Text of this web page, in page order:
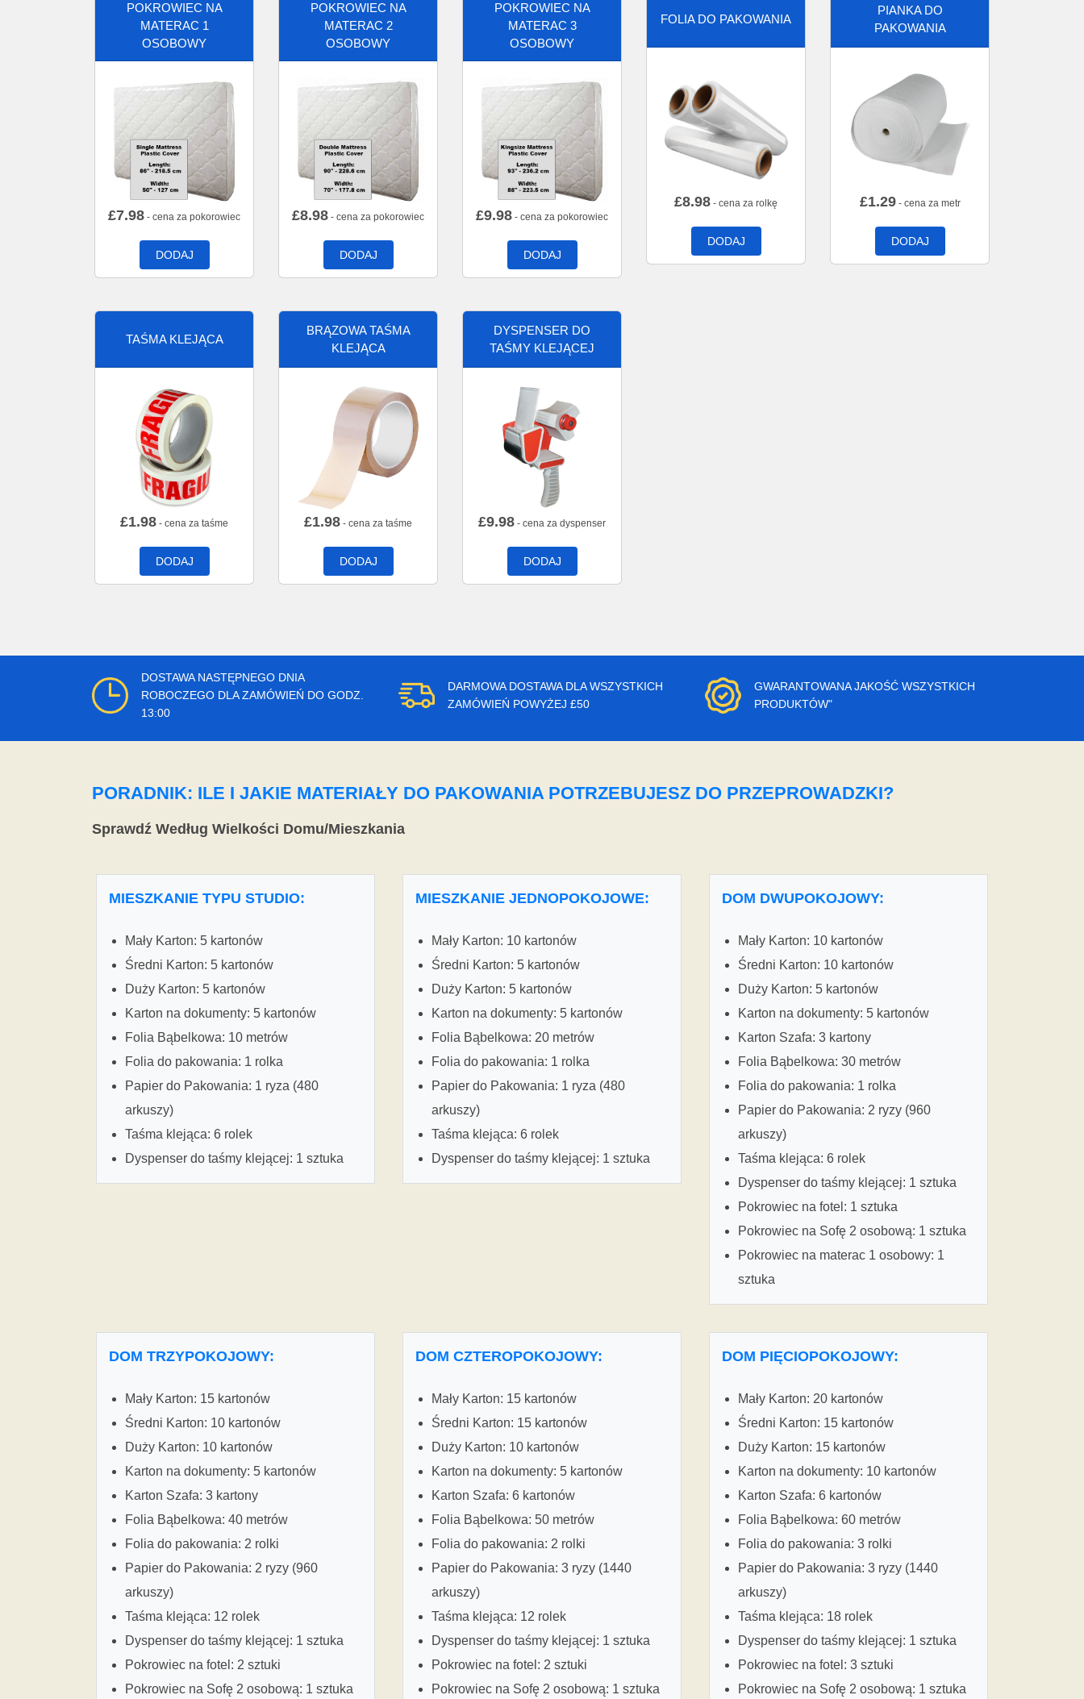
POKROWIEC NA
MATERAC 1
OSOBOWY
£7.98 - cena za pokorowiec
DODAJ
POKROWIEC NA
MATERAC 2
OSOBOWY
£8.98 - cena za pokorowiec
DODAJ
POKROWIEC NA
MATERAC 3
OSOBOWY
£9.98 - cena za pokorowiec
DODAJ
FOLIA DO PAKOWANIA
£8.98 - cena za rolkę
DODAJ
PIANKA DO
PAKOWANIA
£1.29- cena za metr
DODAJ
TAŚMA KLEJĄCA
£1.98 - cena za taśme
DODAJ
BRĄZOWA TAŚMA
KLEJĄCA
£1.98 - cena za taśme
DODAJ
DYSPENSER DO
TAŚMY KLEJĄCEJ
£9.98 - cena za dyspenser
DODAJ
DOSTAWA NASTĘPNEGO DNIA
ROBOCZEGO DLA ZAMÓWIEŃ DO GODZ.
13:00
DARMOWA DOSTAWA DLA WSZYSTKICH
ZAMÓWIEŃ POWYŻEJ £50
GWARANTOWANA JAKOŚĆ WSZYSTKICH
PRODUKTÓW"
PORADNIK: ILE I JAKIE MATERIAŁY DO PAKOWANIA POTRZEBUJESZ DO PRZEPROWADZKI?
Sprawdź Według Wielkości Domu/Mieszkania
MIESZKANIE TYPU STUDIO:
Mały Karton: 5 kartonów
Średni Karton: 5 kartonów
Duży Karton: 5 kartonów
Karton na dokumenty: 5 kartonów
Folia Bąbelkowa: 10 metrów
Folia do pakowania: 1 rolka
Papier do Pakowania: 1 ryza (480
arkuszy)
Taśma klejąca: 6 rolek
Dyspenser do taśmy klejącej: 1 sztuka
MIESZKANIE JEDNOPOKOJOWE:
Mały Karton: 10 kartonów
Średni Karton: 5 kartonów
Duży Karton: 5 kartonów
Karton na dokumenty: 5 kartonów
Folia Bąbelkowa: 20 metrów
Folia do pakowania: 1 rolka
Papier do Pakowania: 1 ryza (480
arkuszy)
Taśma klejąca: 6 rolek
Dyspenser do taśmy klejącej: 1 sztuka
DOM DWUPOKOJOWY:
Mały Karton: 10 kartonów
Średni Karton: 10 kartonów
Duży Karton: 5 kartonów
Karton na dokumenty: 5 kartonów
Karton Szafa: 3 kartony
Folia Bąbelkowa: 30 metrów
Folia do pakowania: 1 rolka
Papier do Pakowania: 2 ryzy (960
arkuszy)
Taśma klejąca: 6 rolek
Dyspenser do taśmy klejącej: 1 sztuka
Pokrowiec na fotel: 1 sztuka
Pokrowiec na Sofę 2 osobową: 1 sztuka
Pokrowiec na materac 1 osobowy: 1
sztuka
DOM TRZYPOKOJOWY:
Mały Karton: 15 kartonów
Średni Karton: 10 kartonów
Duży Karton: 10 kartonów
Karton na dokumenty: 5 kartonów
Karton Szafa: 3 kartony
Folia Bąbelkowa: 40 metrów
Folia do pakowania: 2 rolki
Papier do Pakowania: 2 ryzy (960
arkuszy)
Taśma klejąca: 12 rolek
Dyspenser do taśmy klejącej: 1 sztuka
Pokrowiec na fotel: 2 sztuki
Pokrowiec na Sofę 2 osobową: 1 sztuka
DOM CZTEROPOKOJOWY:
Mały Karton: 15 kartonów
Średni Karton: 15 kartonów
Duży Karton: 10 kartonów
Karton na dokumenty: 5 kartonów
Karton Szafa: 6 kartonów
Folia Bąbelkowa: 50 metrów
Folia do pakowania: 2 rolki
Papier do Pakowania: 3 ryzy (1440
arkuszy)
Taśma klejąca: 12 rolek
Dyspenser do taśmy klejącej: 1 sztuka
Pokrowiec na fotel: 2 sztuki
Pokrowiec na Sofę 2 osobową: 1 sztuka
DOM PIĘCIOPOKOJOWY:
Mały Karton: 20 kartonów
Średni Karton: 15 kartonów
Duży Karton: 15 kartonów
Karton na dokumenty: 10 kartonów
Karton Szafa: 6 kartonów
Folia Bąbelkowa: 60 metrów
Folia do pakowania: 3 rolki
Papier do Pakowania: 3 ryzy (1440
arkuszy)
Taśma klejąca: 18 rolek
Dyspenser do taśmy klejącej: 1 sztuka
Pokrowiec na fotel: 3 sztuki
Pokrowiec na Sofę 2 osobową: 1 sztuka